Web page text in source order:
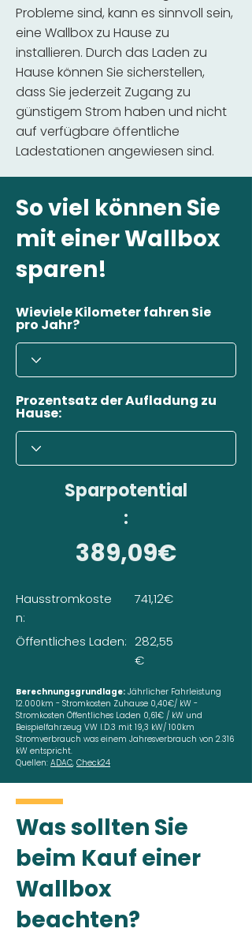
Probleme sind, kann es sinnvoll sein,
eine Wallbox zu Hause zu
installieren. Durch das Laden zu
Hause können Sie sicherstellen,
dass Sie jederzeit Zugang zu
günstigem Strom haben und nicht
auf verfügbare öffentliche
Ladestationen angewiesen sind.
So viel können Sie
mit einer Wallbox
sparen!
Wieviele Kilometer fahren Sie
pro Jahr?
Prozentsatz der Aufladung zu
Hause:
Sparpotential
:
389,09€
Hausstromkoste
n:
Öffentliches Laden:
741,12€
282,55
€
Berechnungsgrundlage: Jährlicher Fahrleistung
12.000km - Stromkosten Zuhause 0,40€/ kW -
Stromkosten Öffentliches Laden 0,61€ / kW und
Beispielfahrzeug VW I.D.3 mit 19,3 kW/ 100km
Stromverbrauch was einem Jahresverbrauch von 2.316
kW entspricht.
Quellen: ADAC, Check24
Was sollten Sie
beim Kauf einer
Wallbox
beachten?